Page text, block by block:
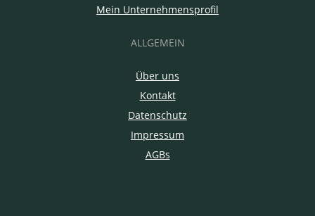
Mein Unternehmensprofil
ALLGEMEIN
Über uns
Kontakt
Datenschutz
Impressum
AGBs